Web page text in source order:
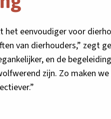
het eenvoudiger voor
van dierhouders,” zegt
en de
zijn. Zo maken